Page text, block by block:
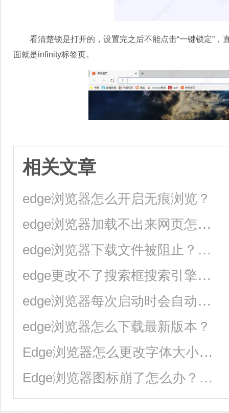
看清楚锁是打开的，设置完之后不能点击“一键锁定”，
面就是infinity标签页。
相关文章
edge浏览器怎么开启无痕浏览？
edge浏览器加载不出来网页怎么办？
edge浏览器下载文件被阻止？快来试试这三种方法
edge更改不了搜索框搜索引擎怎么办？
edge浏览器每次启动时会自动跳转到百度页面的解决方法
edge浏览器怎么下载最新版本？
Edge浏览器怎么更改字体大小？Edge浏览器修改字体大小方法
Edge浏览器图标崩了怎么办？Edge图标不见了如何恢复？